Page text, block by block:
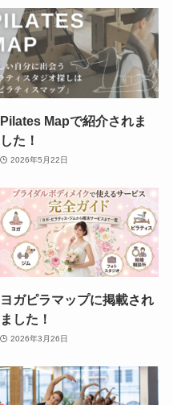
Pilates Mapで紹介されま
した！
2026年5月22日
ヨガピラマップに掲載され
ました！
2026年3月26日